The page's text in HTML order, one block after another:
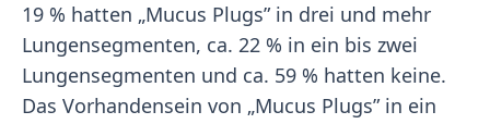
19 % hatten „Mucus Plugs” in drei und mehr
Lungensegmenten, ca. 22 % in ein bis zwei
Lungensegmenten und ca. 59 % hatten keine.
Das Vorhandensein von „Mucus Plugs” in ein